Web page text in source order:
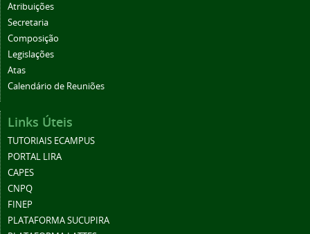
Atribuições
Secretaria
Composição
Legislações
Atas
Calendário de Reuniões
Links Úteis
TUTORIAIS ECAMPUS
PORTAL LIRA
CAPES
CNPQ
FINEP
PLATAFORMA SUCUPIRA